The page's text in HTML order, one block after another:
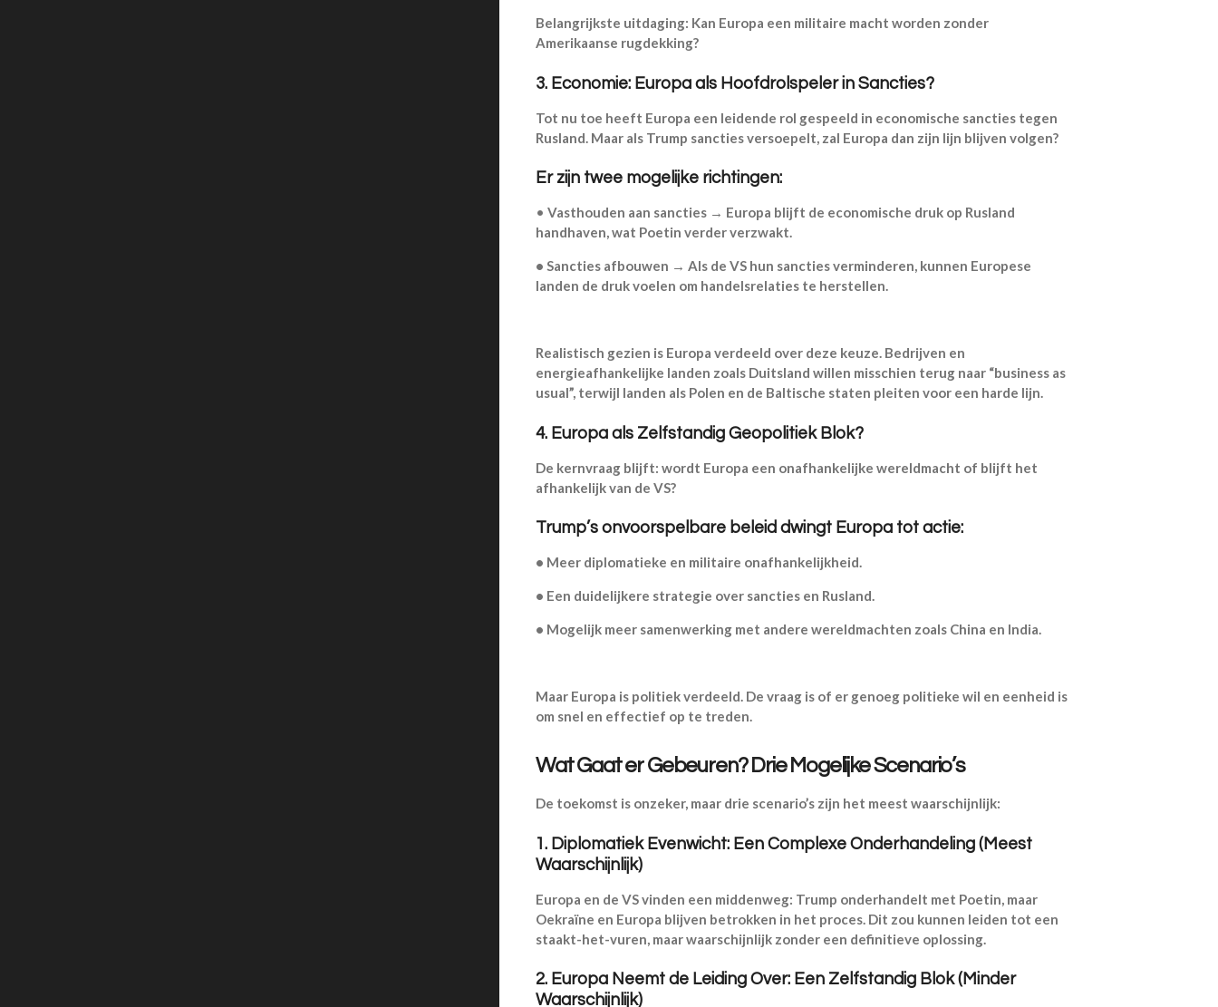
Belangrijkste uitdaging: Kan Europa een militaire macht worden zonder
Amerikaanse rugdekking?
3. Economie: Europa als Hoofdrolspeler in Sancties?
Tot nu toe heeft Europa een leidende rol gespeeld in economische sancties tegen
Rusland. Maar als Trump sancties versoepelt, zal Europa dan zijn lijn blijven volgen?
Er zijn twee mogelijke richtingen:
• Vasthouden aan sancties → Europa blijft de economische druk op Rusland
handhaven, wat Poetin verder verzwakt.
• Sancties afbouwen → Als de VS hun sancties verminderen, kunnen Europese
landen de druk voelen om handelsrelaties te herstellen.
Realistisch gezien is Europa verdeeld over deze keuze. Bedrijven en
energieafhankelijke landen zoals Duitsland willen misschien terug naar “business as
usual”, terwijl landen als Polen en de Baltische staten pleiten voor een harde lijn.
4. Europa als Zelfstandig Geopolitiek Blok?
De kernvraag blijft: wordt Europa een onafhankelijke wereldmacht of blijft het
afhankelijk van de VS?
Trump’s onvoorspelbare beleid dwingt Europa tot actie:
• Meer diplomatieke en militaire onafhankelijkheid.
• Een duidelijkere strategie over sancties en Rusland.
• Mogelijk meer samenwerking met andere wereldmachten zoals China en India.
Maar Europa is politiek verdeeld. De vraag is of er genoeg politieke wil en eenheid is
om snel en effectief op te treden.
Wat Gaat er Gebeuren? Drie Mogelijke Scenario’s
De toekomst is onzeker, maar drie scenario’s zijn het meest waarschijnlijk:
1. Diplomatiek Evenwicht: Een Complexe Onderhandeling (Meest
Waarschijnlijk)
Europa en de VS vinden een middenweg: Trump onderhandelt met Poetin, maar
Oekraïne en Europa blijven betrokken in het proces. Dit zou kunnen leiden tot een
staakt-het-vuren, maar waarschijnlijk zonder een definitieve oplossing.
2. Europa Neemt de Leiding Over: Een Zelfstandig Blok (Minder
Waarschijnlijk)